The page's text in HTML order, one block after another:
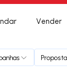
Vender